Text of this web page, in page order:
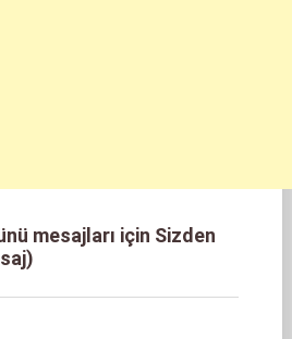
mesajları için Sizden